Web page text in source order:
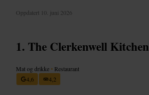
Oppdatert 10. juni 2026
The Clerkenwell Kitchen
Mat og drikke • Restaurant
4,6
4,2